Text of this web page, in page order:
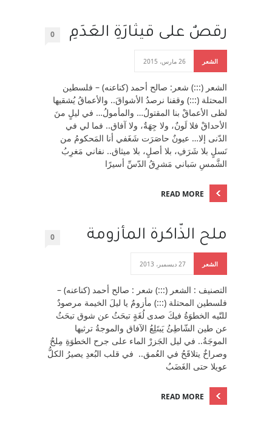
رقصٌ على قيثارَةِ العَدَمِ 0
الشعر 26 مارس، 2015
الشعر (:::) شعر: صالح أحمد (كناعنه) – فلسطين
المحتلة (:::) وقفنا نرصدُ الأشواقَ.. والأعماقُ يُشقيها
لظى الأعماقْ بنا المقتولُ… والمأمولُ… في ليلٍ منَ
الأحداقْ فلا لَونٌ، ولا جِهَةٌ، ولا آفاق.. فما لي في
الدّنى إلا… عيونٌ حاصَرَت شَغَفي أنا المَحكومُ من
نَسلٍ بلا شَرَفِ، بلا أصلٍ، بلا ميثاق.. نفاني مَغرِبُ
الشَّمسِ سَباني مَشرِقُ الدّسِّ أسيرًا
READ MORE
ملح الذّاكرة المأزومة 0
الشعر 27 ديسمبر، 2013
التصنيف : الشعر (:::) شعر : صالح أحمد (كناعنه) –
فلسطين المحتلة (:::) مأزومٌ يا ليلَ الخيمة مرصودٌ
للتّيه الخطوَةُ فيكَ صدى لُغَةٍ تبحَثُ عن شوق تبحَثُ
عن طين الشّاطِئُ يَبتَلِعُ الآفاق والموجةُ ترثيها
الموجَةُ.. في ليل الجَزرْ الماء على جرح الخطوَةِ مِلحٌ
وصراخٌ يتلاقَحُ في العُمق.. في قلب البُعدِ يصيرُ الكلُّ
عويلا حتى الغَضَبُ
READ MORE